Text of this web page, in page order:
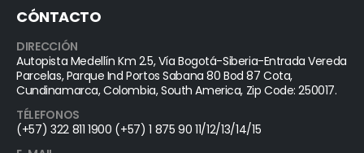
CÓNTACTO
DIRECCIÓN
Autopista Medellín Km 2.5, Vía Bogotá-Siberia-Entrada Vereda
Parcelas, Parque Ind Portos Sabana 80 Bod 87 Cota,
Cundinamarca, Colombia, South America, Zip Code: 250017.
TÉLEFONOS
(+57) 322 811 1900 (+57) 1 875 90 11/12/13/14/15